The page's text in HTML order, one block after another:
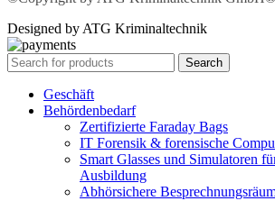
Designed by ATG Kriminaltechnik
Search
Geschäft
Behördenbedarf
Zertifizierte Faraday Bags
IT Forensik & forensische
Smart Glasses und Simulatoren
Ausbildung
Abhörsichere